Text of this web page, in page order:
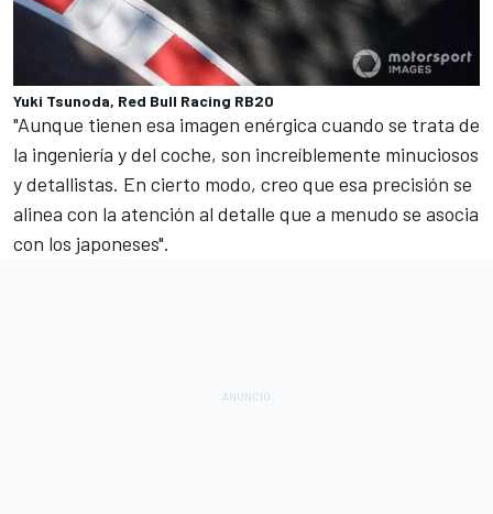
Yuki Tsunoda, Red Bull Racing RB20
"Aunque tienen esa imagen enérgica cuando se trata de
la ingeniería y del coche, son increíblemente minuciosos
y detallistas. En cierto modo, creo que esa precisión se
alinea con la atención al detalle que a menudo se asocia
con los japoneses".